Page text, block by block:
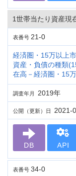
1世帯当たり資産現
表番号 21-0
経済圏・15万以上
資産・負債の種類
在高－経済圏・15
調査年月 2019年
公開（更新）日 2021-
DB API
表番号 34-0